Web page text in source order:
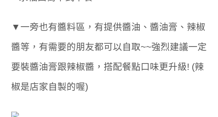
▼一旁也有醬料區，有提供醬油、醬油膏、辣椒
醬等，有需要的朋友都可以自取~~強烈建議一定
要裝醬油膏跟辣椒醬，搭配餐點口味更升級! (辣
椒是店家自製的喔)